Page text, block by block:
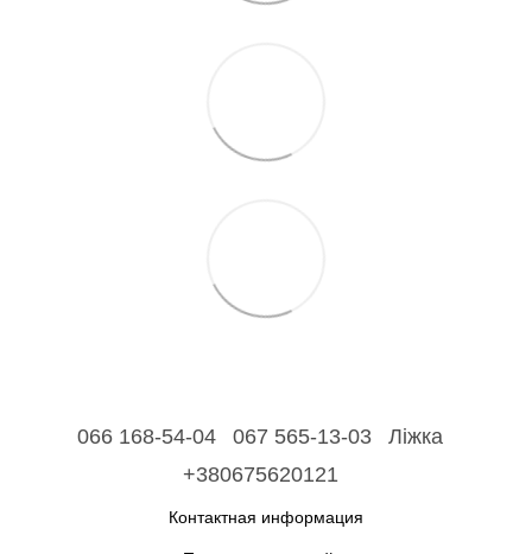
066 168-54-04 067 565-13-03
Ліжка
+380675620121
Контактная информация